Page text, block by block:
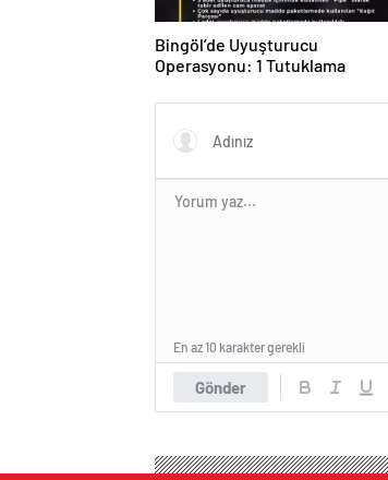
Bingöl’de Uyuşturucu
Operasyonu: 1 Tutuklama
Gönder
En az 10 karakter gerekli